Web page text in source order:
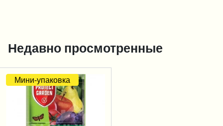
Недавно просмотренные
Мини-упаковка